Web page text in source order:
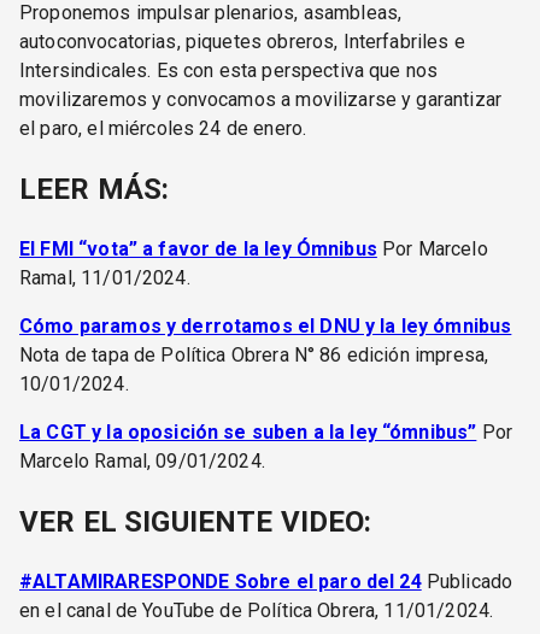
Proponemos impulsar plenarios, asambleas,
autoconvocatorias, piquetes obreros, Interfabriles e
Intersindicales. Es con esta perspectiva que nos
movilizaremos y convocamos a movilizarse y garantizar
el paro, el miércoles 24 de enero.
LEER MÁS:
El FMI “vota” a favor de la ley Ómnibus Por Marcelo
Ramal, 11/01/2024.
Cómo paramos y derrotamos el DNU y la ley ómnibus
Nota de tapa de Política Obrera N° 86 edición impresa,
10/01/2024.
La CGT y la oposición se suben a la ley “ómnibus” Por
Marcelo Ramal, 09/01/2024.
VER EL SIGUIENTE VIDEO:
#ALTAMIRARESPONDE Sobre el paro del 24Publicado
en el canal de YouTube de Política Obrera, 11/01/2024.